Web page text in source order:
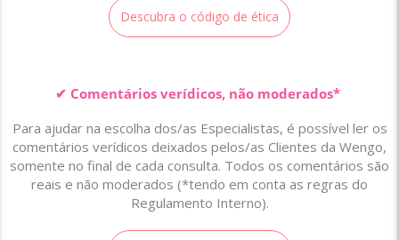
Descubra o código de ética
✔ Comentários verídicos, não moderados*
Para ajudar na escolha dos/as Especialistas, é possível ler os
comentários verídicos deixados pelos/as Clientes da Wengo,
somente no final de cada consulta. Todos os comentários são
reais e não moderados (*tendo em conta as regras do
Regulamento Interno).